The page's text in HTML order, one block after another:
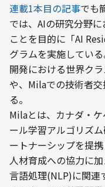
連載1本目の記事でも
では、AIの研究分野
ことを目的に「AI
グラムを実施してい
開発における世界ク
や、Milaでの技術者
る。
Milaとは、カナダ・
ール学習アルゴリズ
ートナーシップを提
人材育成への協力に
言語処理(NLP)に関連